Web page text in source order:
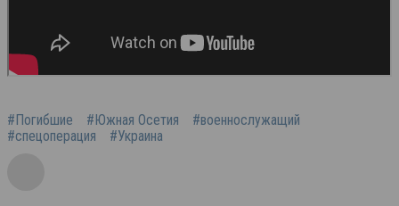
#Погибшие #Южная Осетия
#военнослужащий
#спецоперация
#Украина